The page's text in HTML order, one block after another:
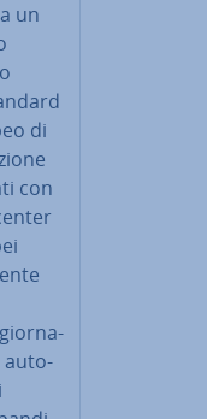
un
di
con
au­to­